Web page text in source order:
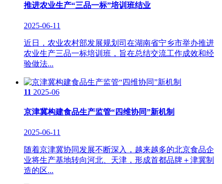
推进农业生产“三品一标”培训班结业
2025-06-11
近日，农业农村部发展规划司在湖南省宁乡市举办推进
农业生产三品一标培训班，旨在总结交流工作成效和经
验做法...
11 2025-06
京津冀构建食品生产监管“四维协同”新机制
2025-06-11
随着京津冀协同发展不断深入，越来越多的北京食品企
业将生产基地转向河北、天津，形成首都品牌＋津冀制
造的区...